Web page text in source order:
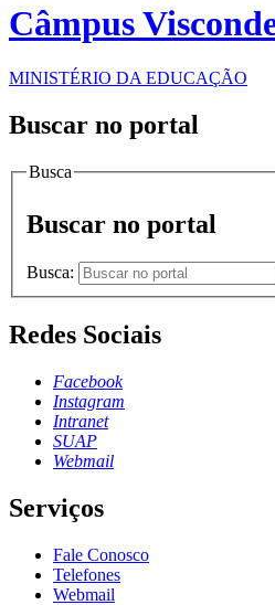
Câmpus
MINISTÉRIO DA EDUCAÇÃO
Buscar no portal
Busca
Buscar no portal
Busca:
Redes Sociais
Facebook
Instagram
Intranet
SUAP
Webmail
Serviços
Fale Conosco
Telefones
Webmail